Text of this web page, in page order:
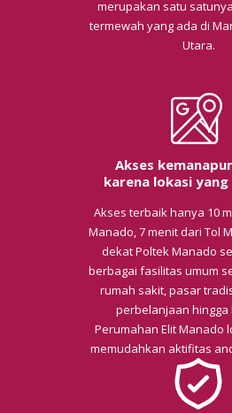
merupakan satu
termewah yang ada di
Utara.
Akses terbaik hanya 10
Manado, 7 menit dari Tol
dekat Poltek Manado
berbagai fasilitas umum
rumah sakit, pasar
perbelanjaan hingga
Perumahan Elit Manado
memudahkan aktifitas
Akses
karena lokasi